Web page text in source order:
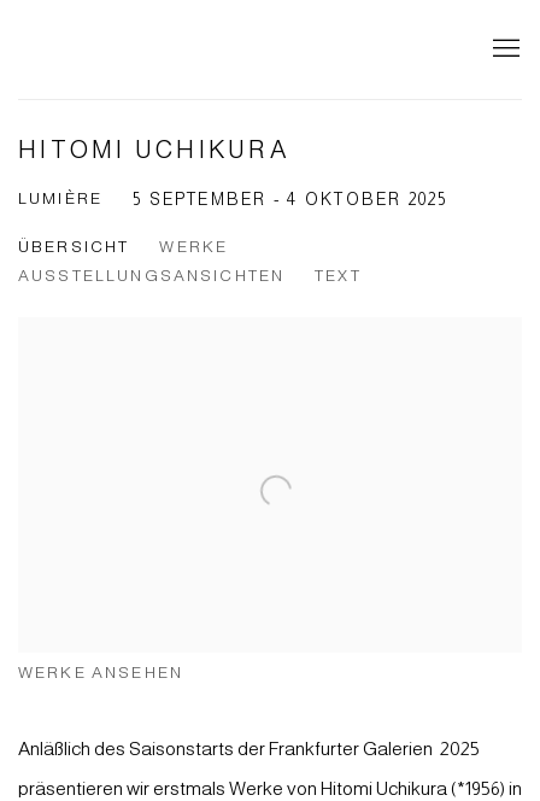
HITOMI UCHIKURA
LUMIÈRE 5 SEPTEMBER - 4 OKTOBER 2025
ÜBERSICHT
WERKE
AUSSTELLUNGSANSICHTEN
TEXT
WERKE ANSEHEN
Anläßlich des Saisonstarts der Frankfurter Galerien 2025
präsentieren wir erstmals Werke von Hitomi Uchikura (*1956) in